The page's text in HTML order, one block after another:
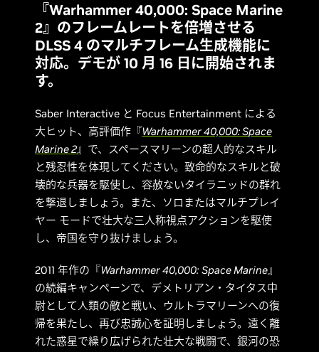
『Warhammer 40,000: Space Marine
2』のフレームレートを倍増させる
DLSS 4 のマルチフレーム生成機能に
対応。デモが 10 月 16 日に開始されま
す。
Saber Interactive と Focus Entertainment による
大ヒット、高評価作『Warhammer 40,000: Space
Marine 2』で、スペースマリーンの超人的なスキル
と残忍性を体現してください。致命的なスキルと破
壊的な兵器を駆使し、容赦ないタイラニッドの群れ
を撃退しましょう。また、ソロまたはマルチプレイ
ヤー モードで壮大な三人称視点アクションを駆使
し、帝国を守り抜けましょう。
2011 年作の『Warhammer 40,000: Space Marine』
の続編キャンペーンで、デメトリアン・タイタス中
尉として人類の敵と戦い、ウルトラマリーンへの復
帰を果たし、再び忠誠心を証明しましょう。遠く離
れた惑星で繰り広げられた壮大な戦闘で、銀河の恐